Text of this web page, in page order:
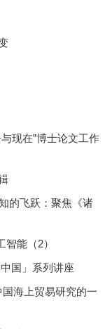
现在”博士论文工作
的飞跃：聚焦《诸
能（2）
国」系列讲座
海上贸易研究的一